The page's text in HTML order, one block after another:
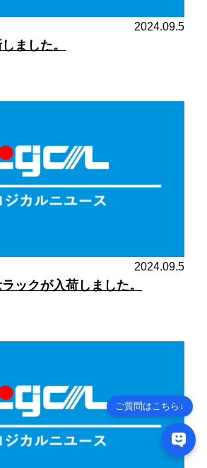
2024.09.5
ました。
2024.09.5
ックが入荷しました。
ご質問はこちら↓